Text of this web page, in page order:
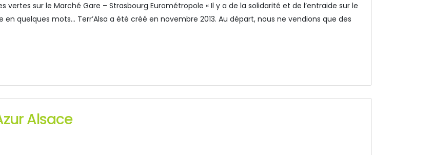
sur le Marché Gare – Strasbourg Eurométropole « Il y a de la solidarité et de l’entraide sur le
en quelques mots… Terr’Alsa a été créé en novembre 2013. Au départ, nous ne vendions que des
Alsace